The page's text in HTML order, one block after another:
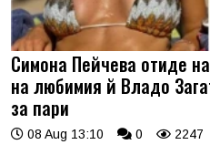
Симона Пейчева отиде
на любимия й Владо
за пари
08 Aug 13:10 0 2247